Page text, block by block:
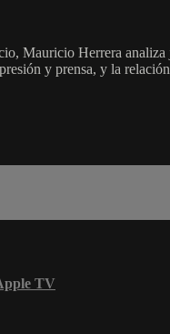
Mauricio Herrera
y prensa, y la
TV